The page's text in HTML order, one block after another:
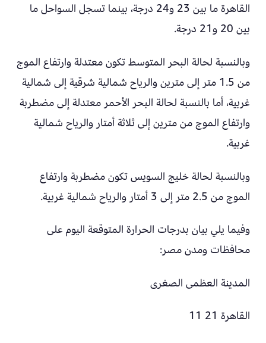
القاهرة ما بين 23 و24 درجة، بينما تسجل السواحل ما
بين 20 و21 درجة.
وبالنسبة لحالة البحر المتوسط تكون معتدلة وارتفاع الموج
من 1.5 متر إلى مترين والرياح شمالية شرقية إلى شمالية
غربية، أما بالنسبة لحالة البحر الأحمر معتدلة إلى مضطربة
وارتفاع الموج من مترين إلى ثلاثة أمتار والرياح شمالية
غربية.
وبالنسبة لحالة خليج السويس تكون مضطربة وارتفاع
الموج من 2.5 متر إلى 3 أمتار والرياح شمالية غربية.
وفيما يلي بيان بدرجات الحرارة المتوقعة اليوم على
محافظات ومدن مصر:
المدينة العظمى الصغرى
القاهرة 21 11